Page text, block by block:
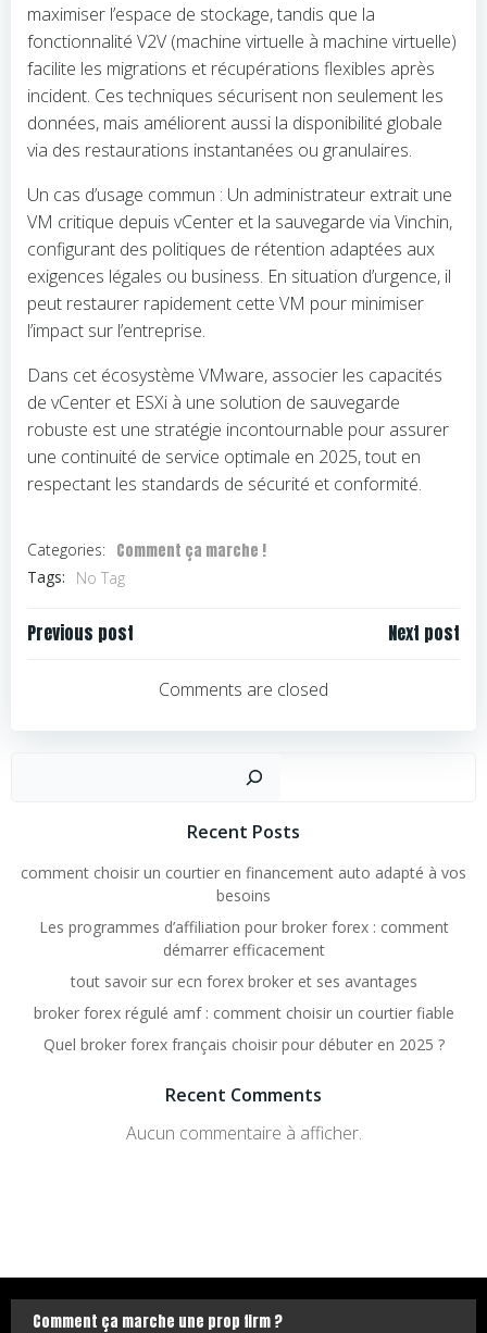
maximiser l’espace de stockage, tandis que la
fonctionnalité V2V (machine virtuelle à machine virtuelle)
facilite les migrations et récupérations flexibles après
incident. Ces techniques sécurisent non seulement les
données, mais améliorent aussi la disponibilité globale
via des restaurations instantanées ou granulaires.
Un cas d’usage commun : Un administrateur extrait une
VM critique depuis vCenter et la sauvegarde via Vinchin,
configurant des politiques de rétention adaptées aux
exigences légales ou business. En situation d’urgence, il
peut restaurer rapidement cette VM pour minimiser
l’impact sur l’entreprise.
Dans cet écosystème VMware, associer les capacités
de vCenter et ESXi à une solution de sauvegarde
robuste est une stratégie incontournable pour assurer
une continuité de service optimale en 2025, tout en
respectant les standards de sécurité et conformité.
Categories: Comment ça marche !
Tags: No Tag
Navigation
Previous post
l’article
Next post
Comments are closed
Rechercher
Recent Posts
comment choisir un courtier en financement auto adapté à vos
besoins
Les programmes d’affiliation pour broker forex : comment
démarrer efficacement
tout savoir sur ecn forex broker et ses avantages
broker forex régulé amf : comment choisir un courtier fiable
Quel broker forex français choisir pour débuter en 2025 ?
Recent Comments
Aucun commentaire à afficher.
Comment ça marche une prop firm ?